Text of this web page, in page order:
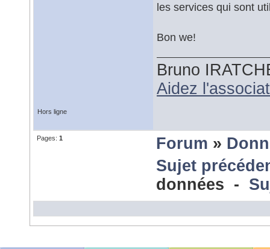
les services qui sont
Bon we!
Bruno
Aidez
Hors ligne
Pages: 1 Forum »
Sujet
données -